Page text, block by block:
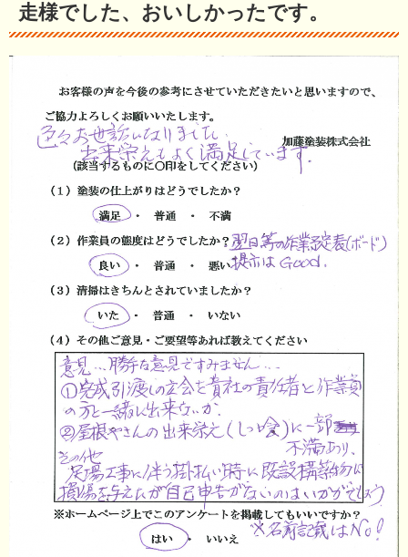
走様でした、おいしかったです。